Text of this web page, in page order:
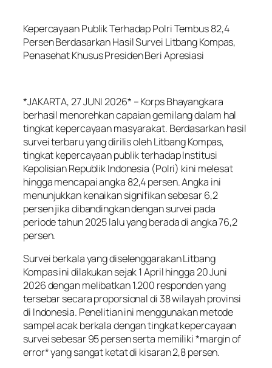
Kepercayaan Publik Terhadap Polri Tembus 82,4
Persen Berdasarkan Hasil Survei Litbang Kompas,
Penasehat Khusus Presiden Beri Apresiasi
*JAKARTA, 27 JUNI 2026* – Korps Bhayangkara
berhasil menorehkan capaian gemilang dalam hal
tingkat kepercayaan masyarakat. Berdasarkan hasil
survei terbaru yang dirilis oleh Litbang Kompas,
tingkat kepercayaan publik terhadap Institusi
Kepolisian Republik Indonesia (Polri) kini melesat
hingga mencapai angka 82,4 persen. Angka ini
menunjukkan kenaikan signifikan sebesar 6,2
persen jika dibandingkan dengan survei pada
periode tahun 2025 lalu yang berada di angka 76,2
persen.
Survei berkala yang diselenggarakan Litbang
Kompas ini dilakukan sejak 1 April hingga 20 Juni
2026 dengan melibatkan 1.200 responden yang
tersebar secara proporsional di 38 wilayah provinsi
di Indonesia. Penelitian ini menggunakan metode
sampel acak berkala dengan tingkat kepercayaan
survei sebesar 95 persen serta memiliki *margin of
error* yang sangat ketat di kisaran 2,8 persen.